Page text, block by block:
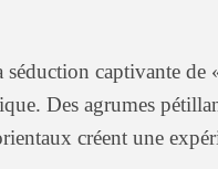
séduction captivante
Des agrumes
créent une